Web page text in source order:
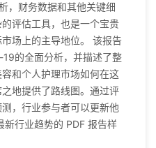
，财务数据和其他关键细
评估工具，也是一个宝贵
场上的主导地位。 该报告
的全面分析，并描述了整
和个人护理市场如何在这
地提供了路线图。通过评
，行业参与者可以更新他
新行业趋势的 PDF 报告样